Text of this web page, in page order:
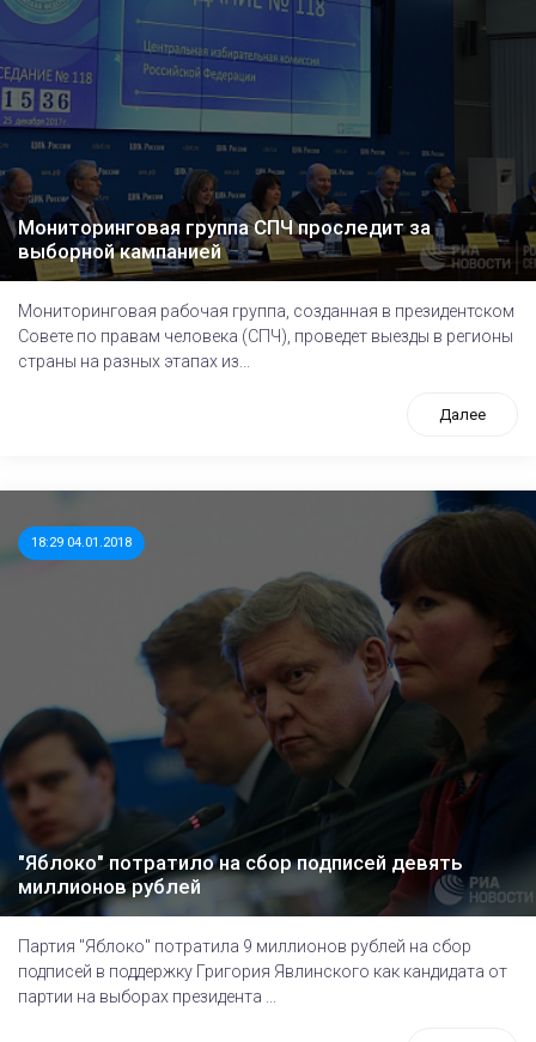
Мониторинговая группа СПЧ проследит за
выборной кампанией
Мониторинговая рабочая группа, созданная в президентском
Совете по правам человека (СПЧ), проведет выезды в регионы
страны на разных этапах из...
Далее
18:29 04.01.2018
"Яблоко" потратило на сбор подписей девять
миллионов рублей
Партия "Яблоко" потратила 9 миллионов рублей на сбор
подписей в поддержку Григория Явлинского как кандидата от
партии на выборах президента ...